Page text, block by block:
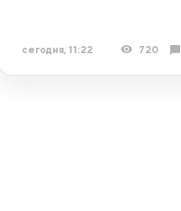
сегодня, 11:22 720